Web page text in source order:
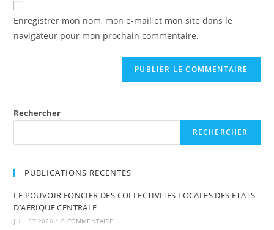
Enregistrer mon nom, mon e-mail et mon site dans le
navigateur pour mon prochain commentaire.
Rechercher
RECHERCHER
PUBLICATIONS RECENTES
LE POUVOIR FONCIER DES COLLECTIVITES LOCALES DES ETATS
D’AFRIQUE CENTRALE
JUILLET 2026 / 0 COMMENTAIRE